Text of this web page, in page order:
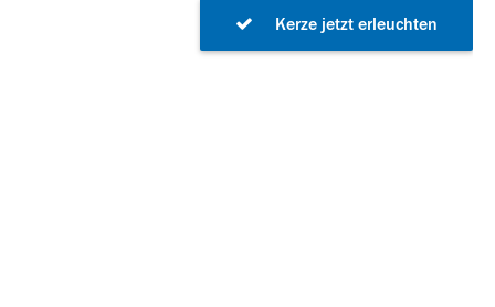
Kerze jetzt erleuchten